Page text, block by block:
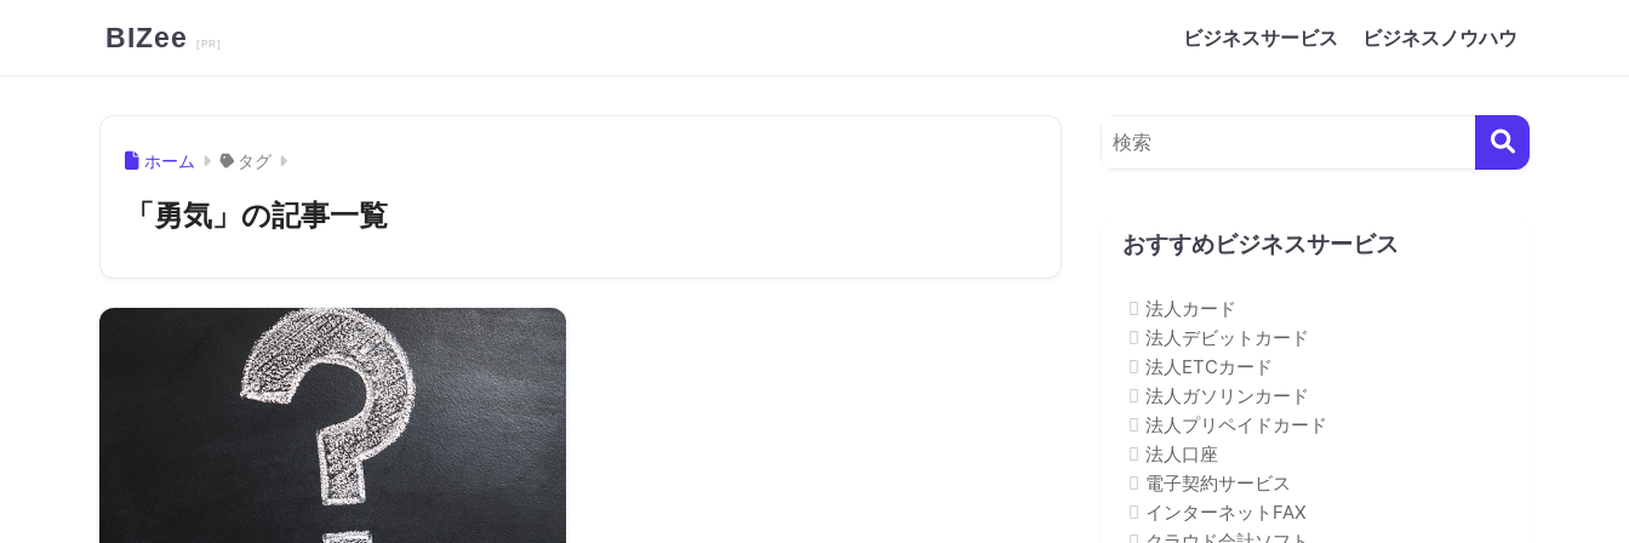
BIZee ビジネスサービス ビジネスノウハウ
ホーム タグ
「勇気」の記事一覧
おすすめビジネスサービス
法人カード
法人デビットカード
法人ETCカード
法人ガソリンカード
法人プリペイドカード
法人口座
電子契約サービス
インターネットFAX